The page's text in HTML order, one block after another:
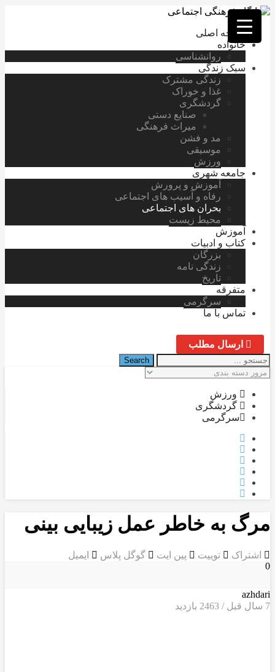
فصد
خون
غرب
تهران
خشکشویی
تصفیه
تهران
صفحه اصلی
خانواده
روانشناسی
سبک زندگی
زندگی مشترک
غذا و خوراک
گردشگری
صنایع دستی
میراث فرهنگی
مد و فشن
موسیقی
ورزش
جامعه شهری
آموزش و پرورش
رفاه و آسیب های اجتماعی
بحران های اجتماعی
محیط زیست
آموزش
کتاب و ادبیات
بزرگان
زندگی نامه
تاریخ
متفرقه
سرگرمی
تماس با ما
ارسال مطلب
ورزش
گردشگری
سرگرمی
مرگ به خاطر عمل زیبایی بینی
اشتراک توییت پین ایت گوگل‌ پلاس
ایمیل
0
azhdari
7 سال قبل / 2463
بازدید